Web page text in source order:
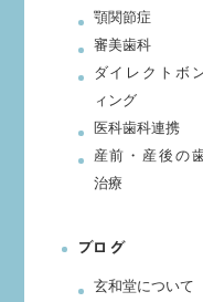
顎関節症
審美歯科
ダイレクトボ
ィング
医科歯科連携
産前・産後の
治療
ブログ
玄和堂について